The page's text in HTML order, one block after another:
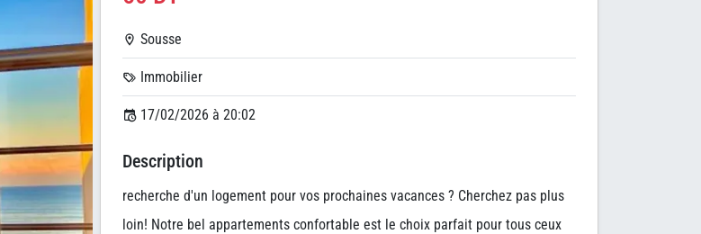
Sousse
Immobilier
17/02/2026 à 20:02
Description
recherche d'un logement pour vos prochaines vacances ? Cherchez pas plus
loin! Notre bel appartements confortable est le choix parfait pour tous ceux